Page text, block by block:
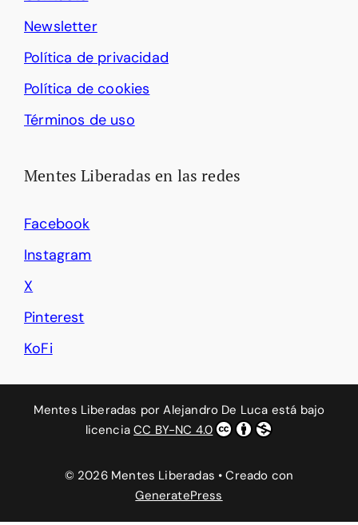
Newsletter
Política de privacidad
Política de cookies
Términos de uso
Mentes Liberadas en las redes
Facebook
Instagram
X
Pinterest
KoFi
Mentes Liberadas porAlejandro De Luca está bajo
licenciaCC BY-NC 4.0
© 2026 Mentes Liberadas • Creado con
GeneratePress